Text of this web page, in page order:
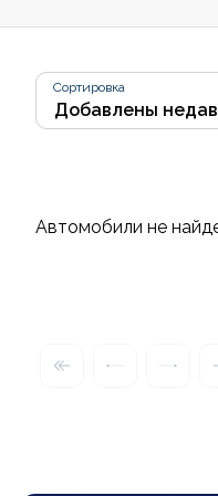
Сортировка
Автомобили не